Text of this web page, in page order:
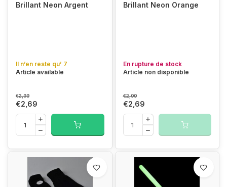
Brillant Neon Argent
Il n’en reste qu’ 7
Article available
€2,99
€2,69
Brillant Neon Orange
En rupture de stock
Article non disponible
€2,99
€2,69